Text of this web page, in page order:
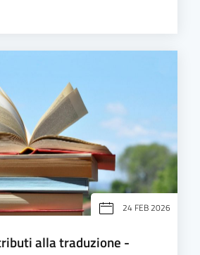
24 FEB 2026
alla traduzione -